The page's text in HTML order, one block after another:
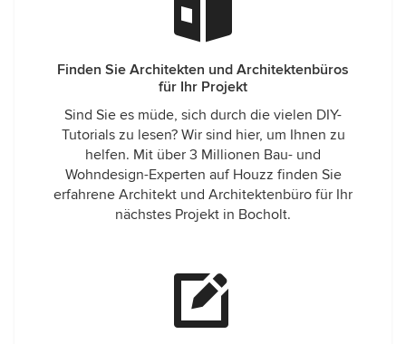
Finden Sie Architekten und Architektenbüros
für Ihr Projekt
Sind Sie es müde, sich durch die vielen DIY-
Tutorials zu lesen? Wir sind hier, um Ihnen zu
helfen. Mit über 3 Millionen Bau- und
Wohndesign-Experten auf Houzz finden Sie
erfahrene Architekt und Architektenbüro für Ihr
nächstes Projekt in Bocholt.